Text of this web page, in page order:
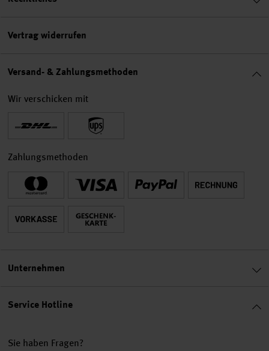
Service Hotline
Sie haben Fragen?
Vertrag widerrufen
Versand- & Zahlungsmethoden
Wir verschicken mit
Zahlungsmethoden
Unternehmen